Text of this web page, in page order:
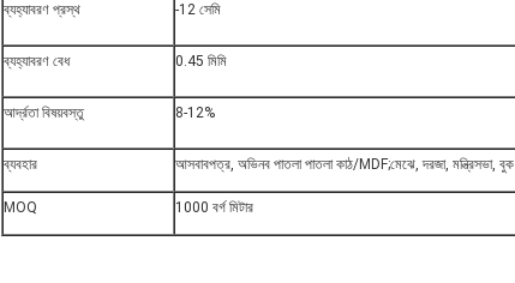
ব্যহ্যাবরণ প্রস্থ -12 সেমি
ব্যহ্যাবরণ বেধ 0.45 মিমি
আর্দ্রতা বিষয়বস্তু 8-12%
ব্যবহার আসবাবপত্র, অভিনব পাতলা পাতলা কাঠ/MDF;মেঝে, দরজা, মন্ত্রিসভা, বুক
MOQ 1000 বর্গ মিটার